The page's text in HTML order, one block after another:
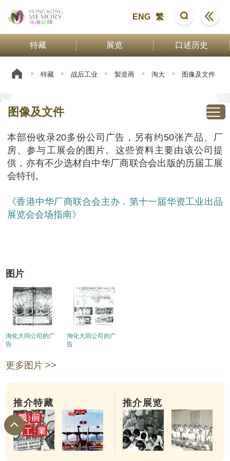
ENG 繁
特藏 展览 口述历史
特藏 战后工业 製造商 淘大 图像及文件
图像及文件
本部份收录20多份公司广告，另有约50张产品、厂
房、参与工展会的图片。这些资料主要由该公司提
供，亦有不少选材自中华厂商联合会出版的历届工展
会特刊。
《香港中华厂商联合会主办．第十一届华资工业出品
展览会会场指南》
图片
淘化大同公司的广
告
淘化大同公司的广
告
更多图片 >>
推介特藏 推介展览